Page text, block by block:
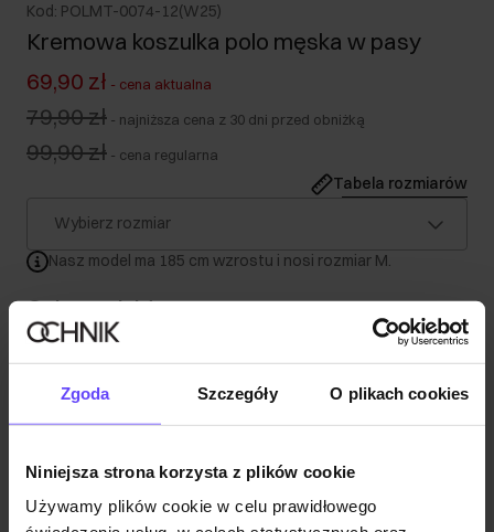
Zgoda Szczegóły O plikach cookies
Niniejsza strona korzysta z plików cookie
Używamy plików cookie w celu prawidłowego
Kod: POLMT-0074-12(W25)
Kremowa koszulka polo męska w pasy
69,90 zł - cena aktualna
79,90 zł - najniższa cena z 30 dni przed obniżką
99,90 zł - cena regularna
Tabela rozmiarów
Wybierz rozmiar
Nasz model ma 185 cm wzrostu i nosi rozmiar M.
Opis produktu
Opinie